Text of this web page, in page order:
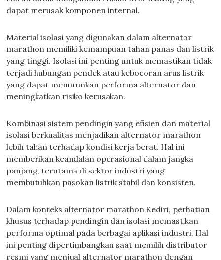
dapat merusak komponen internal.
Material isolasi yang digunakan dalam alternator
marathon memiliki kemampuan tahan panas dan listrik
yang tinggi. Isolasi ini penting untuk memastikan tidak
terjadi hubungan pendek atau kebocoran arus listrik
yang dapat menurunkan performa alternator dan
meningkatkan risiko kerusakan.
Kombinasi sistem pendingin yang efisien dan material
isolasi berkualitas menjadikan alternator marathon
lebih tahan terhadap kondisi kerja berat. Hal ini
memberikan keandalan operasional dalam jangka
panjang, terutama di sektor industri yang
membutuhkan pasokan listrik stabil dan konsisten.
Dalam konteks alternator marathon Kediri, perhatian
khusus terhadap pendingin dan isolasi memastikan
performa optimal pada berbagai aplikasi industri. Hal
ini penting dipertimbangkan saat memilih distributor
resmi yang menjual alternator marathon dengan